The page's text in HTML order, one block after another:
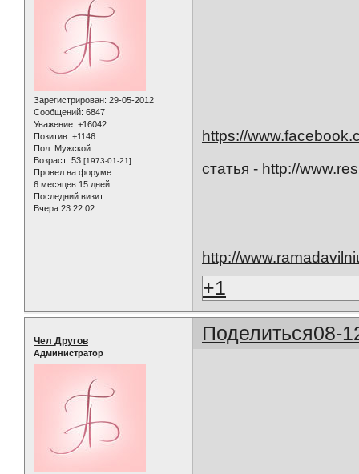
Зарегистрирован: 29-05-2012
Сообщений: 6847
Уважение: +16042
Позитив: +1146
Пол: Мужской
Возраст: 53 [1973-01-21]
Провел на форуме:
6 месяцев 15 дней
Последний визит:
Вчера 23:22:02
https://
статья - http://
http://
+1
Поделиться08-
Чел Другов
Администратор